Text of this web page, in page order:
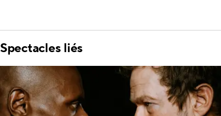
Spectacles liés